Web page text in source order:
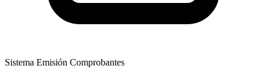
Sistema Emisión Comprobantes